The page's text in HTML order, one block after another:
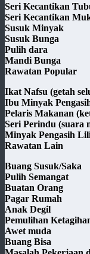
Seri Kecantikan
Seri Kecantikan
Susuk Minyak
Susuk Bunga
Pulih dara
Mandi Bunga
Rawatan Popular
Ikat Nafsu (getah
Ibu Minyak
Pelaris Makanan
Seri Perindu (suara
Minyak Pengasih
Rawatan Lain
Buang Susuk/Saka
Pulih Semangat
Buatan Orang
Pagar Rumah
Anak Degil
Pemulihan
Awet muda
Buang Bisa